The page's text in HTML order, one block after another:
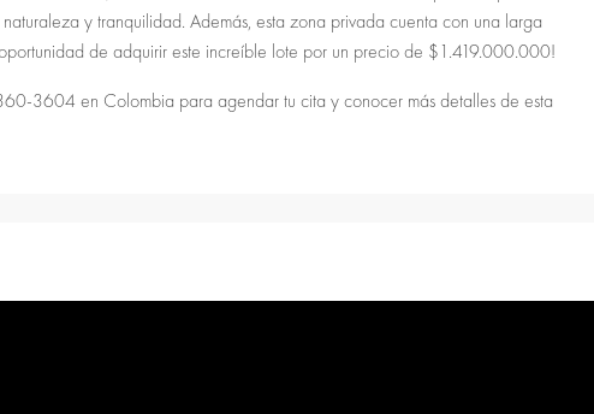
y tranquilidad. Además, esta zona privada cuenta con una larga
de adquirir este increíble lote por un precio de $1.419.000.000!
3604 en Colombia para agendar tu cita y conocer más detalles de esta